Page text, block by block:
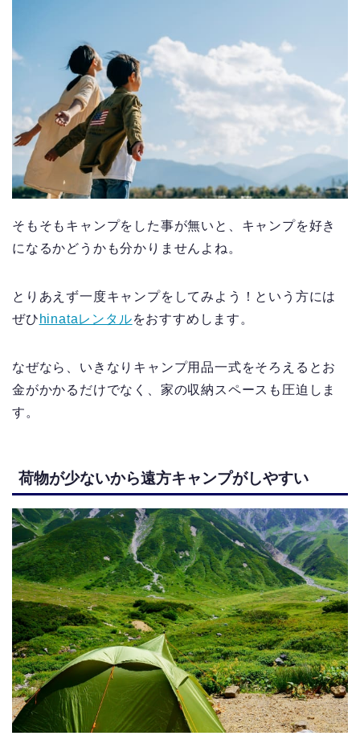
そもそもキャンプをした事が無いと、キャンプを好き
になるかどうかも分かりませんよね。
とりあえず一度キャンプをしてみよう！という方には
ぜひ hinataレンタルをおすすめします。
なぜなら、いきなりキャンプ用品一式をそろえるとお
金がかかるだけでなく、家の収納スペースも圧迫しま
す。
荷物が少ないから遠方キャンプがしやすい